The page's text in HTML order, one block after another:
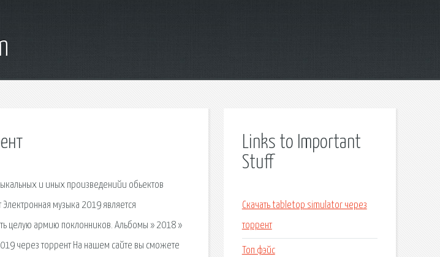
и иных произведенийи обьектов
Электронная музыка 2019 является
целую армию поклонников. Альбомы » 2018 »
через торрент На нашем сайте вы сможете
Links to Important
Stuff
Скачать tabletop simulator через
торрент
Топ фэйс